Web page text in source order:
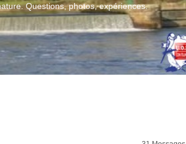
Questions, photos, expériences.